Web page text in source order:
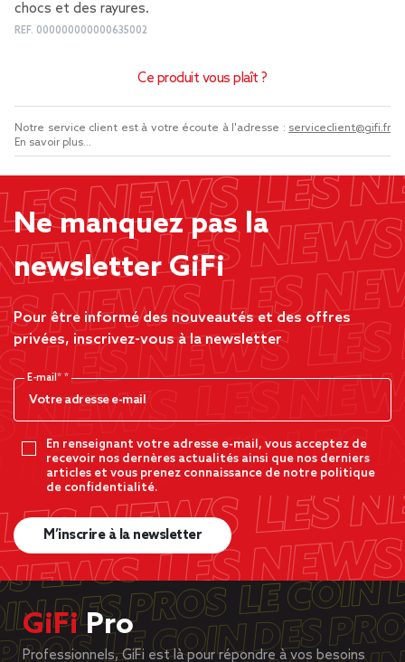
chocs et des rayures.
REF. 000000000000635002
Ce produit vous plaît ?
Notre service client est à votre écoute à l'adresse : serviceclient@gifi.fr
En savoir plus...
Ne manquez pas la
newsletter GiFi
Pour être informé des nouveautés et des offres
privées, inscrivez-vous à la newsletter
E-mail*
En renseignant votre adresse e-mail, vous acceptez de
recevoir nos dernères actualités ainsi que nos derniers
articles et vous prenez connaissance de notre politique
de confidentialité.
M’inscrire à la newsletter
GiFiPro
Professionnels, GiFi est là pour répondre à vos besoins